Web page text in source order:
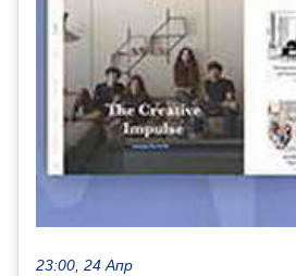
23:00, 24 Апр